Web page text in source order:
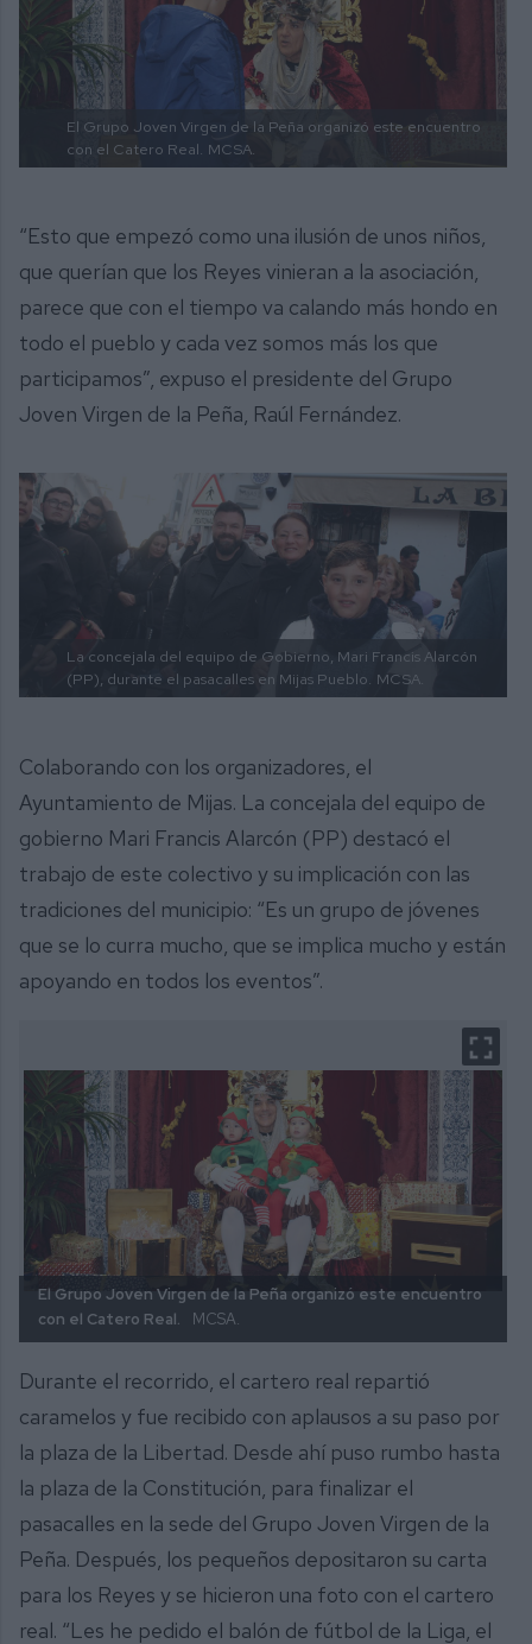
El Grupo Joven Virgen de la Peña organizó este encuentro
con el Catero Real. MCSA.
“Esto que empezó como una ilusión de unos niños,
que querían que los Reyes vinieran a la asociación,
parece que con el tiempo va calando más hondo en
todo el pueblo y cada vez somos más los que
participamos”, expuso el presidente del Grupo
Joven Virgen de la Peña, Raúl Fernández.
La concejala del equipo de Gobierno, Mari Francis Alarcón
(PP), durante el pasacalles en Mijas Pueblo. MCSA.
Colaborando con los organizadores, el
Ayuntamiento de Mijas. La concejala del equipo de
gobierno Mari Francis Alarcón (PP) destacó el
trabajo de este colectivo y su implicación con las
tradiciones del municipio: “Es un grupo de jóvenes
que se lo curra mucho, que se implica mucho y están
apoyando en todos los eventos”.
El Grupo Joven Virgen de la Peña organizó este encuentro
con el Catero Real.
MCSA.
Durante el recorrido, el cartero real repartió
caramelos y fue recibido con aplausos a su paso por
la plaza de la Libertad. Desde ahí puso rumbo hasta
la plaza de la Constitución, para finalizar el
pasacalles en la sede del Grupo Joven Virgen de la
Peña. Después, los pequeños depositaron su carta
para los Reyes y se hicieron una foto con el cartero
real. “Les he pedido el balón de fútbol de la Liga, el